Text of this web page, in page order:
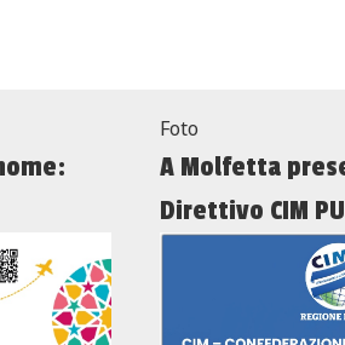
Foto
A Molfetta
Direttivo CIM